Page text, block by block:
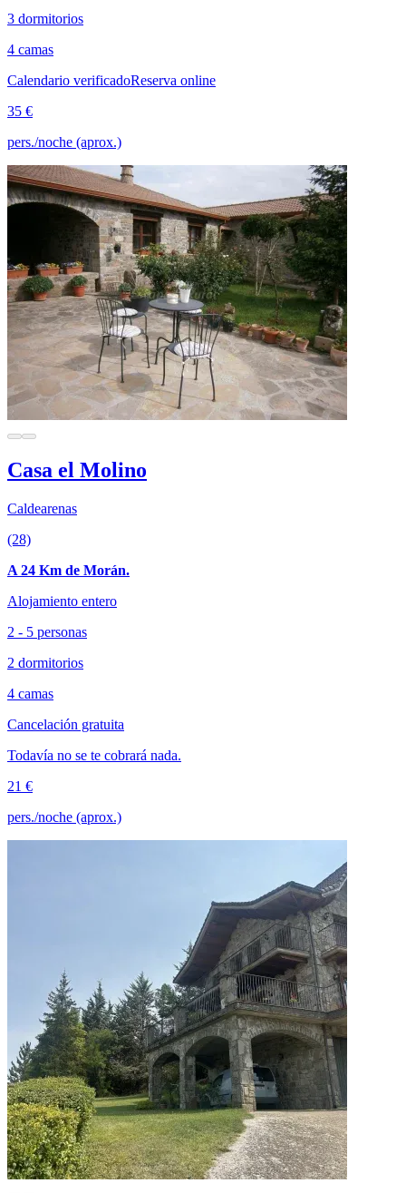
3 dormitorios
4 camas
Calendario verificadoReserva online
35 €
pers./noche (aprox.)
Casa el Molino
Caldearenas
(28)
A 24 Km de Morán.
Alojamiento entero
2 - 5 personas
2 dormitorios
4 camas
Cancelación gratuita
Todavía no se te cobrará nada.
21 €
pers./noche (aprox.)